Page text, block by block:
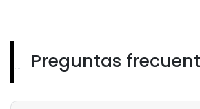
Preguntas